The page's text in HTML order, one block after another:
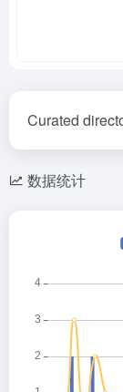
Curated
数据统计